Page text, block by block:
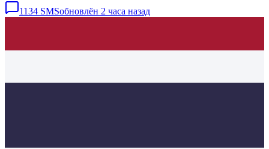
1134 SMSобновлён 2 часа назад